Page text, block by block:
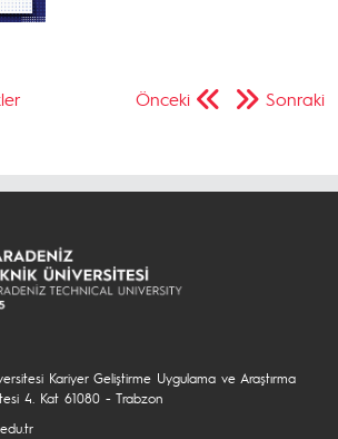
Önceki Sonraki
Kariyer Geliştirme Uygulama ve Araştırma
4. Kat 61080 - Trabzon